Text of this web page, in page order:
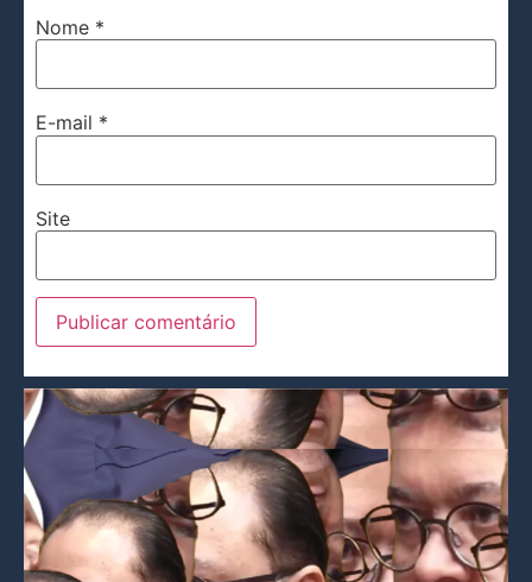
Nome *
E-mail *
Site